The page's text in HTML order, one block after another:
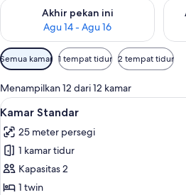
Akhir pekan ini
Agu 14 - Agu 16
Periksa ketersediaan untuk akhir
Filter
tersedia
untuk
kamar
Semua kamar 1 tempat tidur 2 tempat tidur
Menampilkan 12 dari 12 kamar
Lihat
semua
foto
untuk
Kamar
Standar
5
Kamar Standar
25 meter persegi
1 kamar tidur
Kapasitas 2
1 twin